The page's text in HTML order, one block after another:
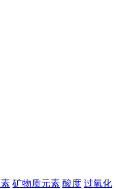
矿物质元素 酸度 过氧化